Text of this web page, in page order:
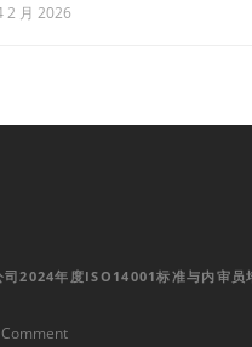
2 月 2026
司2024年度ISO14001标准与内审员